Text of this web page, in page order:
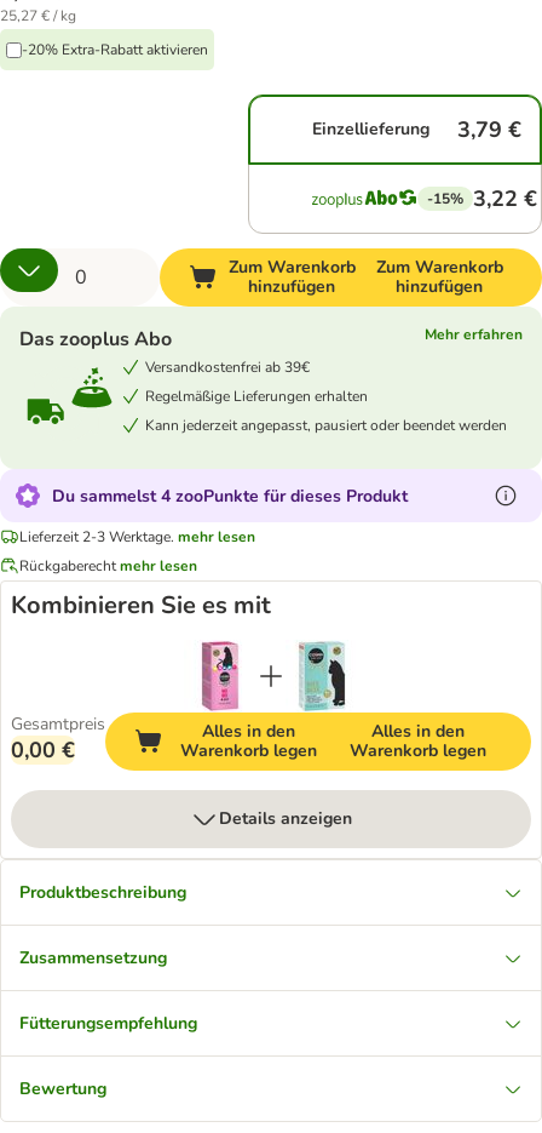
25,27 € / kg
-20% Extra-Rabatt aktivieren
Einzellieferung 3,79 €
-15% 3,22 €
Zum Warenkorb
hinzufügen
Zum Warenkorb
hinzufügen
Das zooplus Abo
Mehr erfahren
Versandkostenfrei ab 39€
Regelmäßige Lieferungen erhalten
Kann jederzeit angepasst, pausiert oder beendet werden
Du sammelst 4 zooPunkte für dieses Produkt
Lieferzeit 2-3 Werktage. mehr lesen
Rückgaberechtmehr lesen
Kombinieren Sie es mit
Gesamtpreis
0,00 €
Alles in den
Warenkorb legen
Alles in den
Warenkorb legen
Details anzeigen
Produktbeschreibung
Zusammensetzung
Fütterungsempfehlung
Bewertung